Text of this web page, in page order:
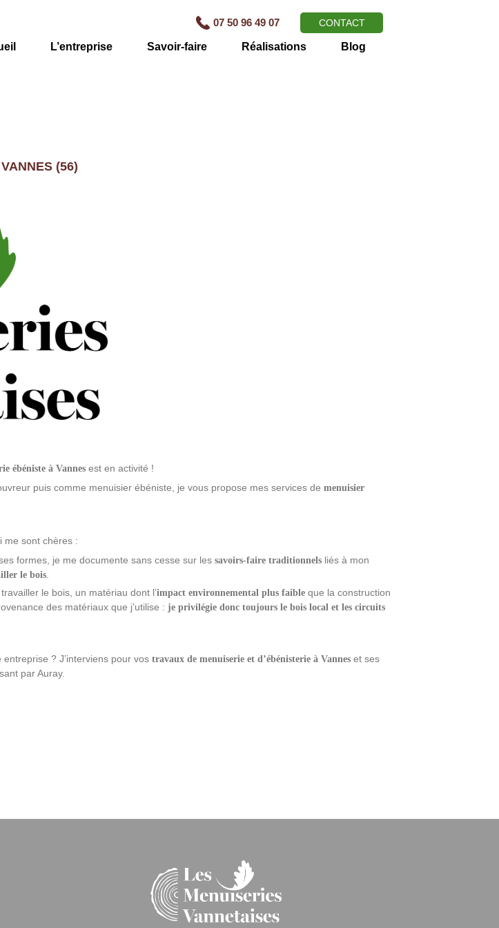
07 50 96 49 07 CONTACT
L’entreprise Savoir-faire Réalisations Blog
(56)
ébéniste à Vannesest en activité !
puis comme menuisier ébéniste, je vous propose mes services de menuisier
me sont chères :
formes, je me documente sans cesse sur les savoirs-faire traditionnelsliés à mon
le bois.
le bois, un matériau dont l’impact environnemental plus faibleque la construction
des matériaux que j’utilise : je privilégie donc toujours le bois local et les circuits
? J’interviens pour vos travaux de menuiserie et d’ébénisterie à Vanneset ses
par Auray.